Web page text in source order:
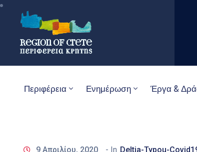
Περιφέρεια Ενημέρωση Έργα &
9 Απριλίου, 2020 - In Deltia-Typou-